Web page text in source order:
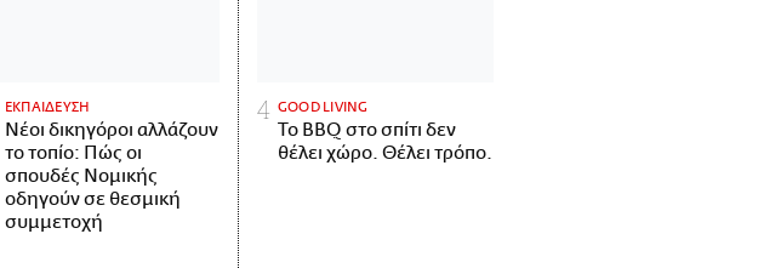
ΕΚΠΑΙΔΕΥΣΗ
Νέοι δικηγόροι αλλάζουν
το τοπίο: Πώς οι
σπουδές Νομικής
οδηγούν σε θεσμική
συμμετοχή
GOOD LIVING
Το BBQ στο σπίτι δεν
θέλει χώρο. Θέλει τρόπο.